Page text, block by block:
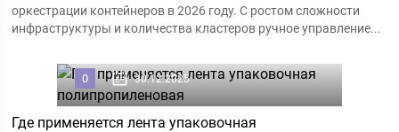
оркестрации контейнеров в 2026 году. С ростом сложности
инфраструктуры и количества кластеров ручное управление...
0 30.12.2025
Где применяется лента упаковочная